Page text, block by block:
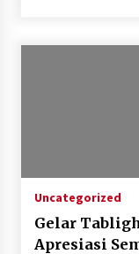
Uncategorized
Gelar
Apresiasi